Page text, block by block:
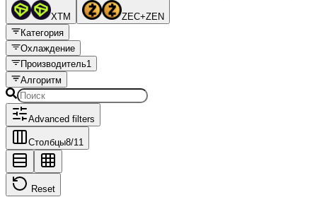
XTM
ZEC+ZEN
Категория
Охлаждение
Производитель1
Алгоритм
Advanced filters
Столбцы8/11
Reset